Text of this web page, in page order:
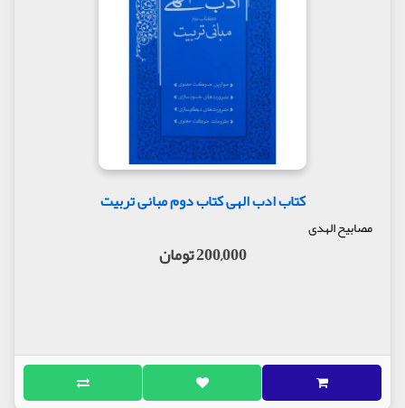
کتاب ادب الهی کتاب دوم مبانی تربیت
مصابیح الهدی
200,000 تومان